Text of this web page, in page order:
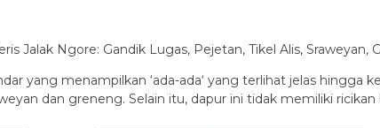
Jalak Ngore: Gandik Lugas, Pejetan, Tikel Alis, Sraweyan,
yang menampilkan ‘ada-ada‘ yang terlihat jelas hingga
dan greneng. Selain itu, dapur ini tidak memiliki ricikan